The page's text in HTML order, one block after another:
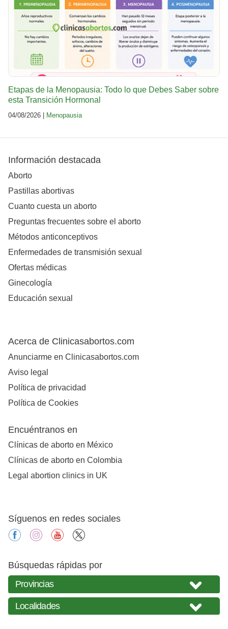
Etapas de la Menopausia: Todo lo que Debes Saber sobre
esta Transición Hormonal
04/08/2026 | Menopausia
Información destacada
Aborto
Pastillas abortivas
Cuanto cuesta un aborto
Preguntas frecuentes sobre el aborto
Métodos anticonceptivos
Enfermedades de transmisión sexual
Ofertas médicas
Ginecología
Educación sexual
Acerca de Clinicasabortos.com
Anunciarme en Clinicasabortos.com
Aviso legal
Política de privacidad
Política de Cookies
Encuéntranos en
Clínicas de aborto en México
Clínicas de aborto en Colombia
Legal abortion clinics in UK
Síguenos en redes sociales
facebookinstagramyoutube
Búsquedas rápidas por